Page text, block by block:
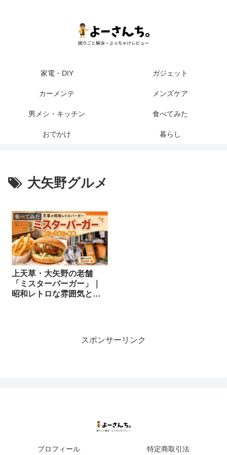
家電・DIY ガジェット
カーメンテ メンズケア
男メシ・キッチン 食べてみた
おでかけ 暮らし
大矢野グルメ
食べてみた
上天草・大矢野の老舗
「ミスターバーガー」｜
昭和レトロな雰囲気と安
スポンサーリンク
プロフィール 特定商取引法